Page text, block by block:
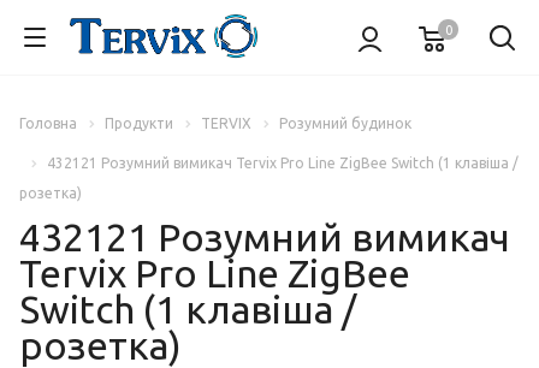
0
Головна Продукти TERVIX Розумний будинок
432121 Розумний вимикач Tervix Pro Line ZigBee Switch (1 клавіша /
розетка)
432121 Розумний вимикач
Tervix Pro Line ZigBee
Switch (1 клавіша /
розетка)